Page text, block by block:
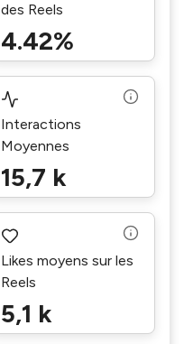
des Reels
4.42%
Interactions
Moyennes
15,7 k
Likes moyens sur les
Reels
5,1 k